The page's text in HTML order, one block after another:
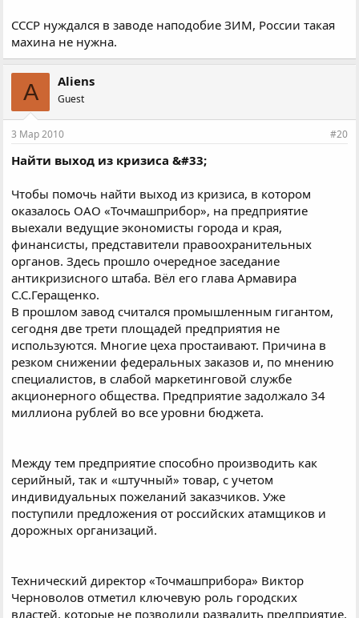
СССР нуждался в заводе наподобие ЗИМ, России такая
махина не нужна.
A Aliens
Guest
3 Мар 2010 #20
Найти выход из кризиса &#33;
Чтобы помочь найти выход из кризиса, в котором
оказалось ОАО «Точмашприбор», на предприятие
выехали ведущие экономисты города и края,
финансисты, представители правоохранительных
органов. Здесь прошло очередное заседание
антикризисного штаба. Вёл его глава Армавира
С.С.Геращенко.
В прошлом завод считался промышленным гигантом,
сегодня две трети площадей предприятия не
используются. Многие цеха простаивают. Причина в
резком снижении федеральных заказов и, по мнению
специалистов, в слабой маркетинговой службе
акционерного общества. Предприятие задолжало 34
миллиона рублей во все уровни бюджета.
Между тем предприятие способно производить как
серийный, так и «штучный» товар, с учетом
индивидуальных пожеланий заказчиков. Уже
поступили предложения от российских атамщиков и
дорожных организаций.
Технический директор «Точмашприбора» Виктор
Черноволов отметил ключевую роль городских
властей, которые не позволили развалить предприятие,